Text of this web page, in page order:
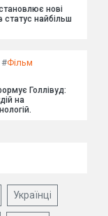
нові
статус найбільш
#Фільм
Голлівуд:
на
Українці